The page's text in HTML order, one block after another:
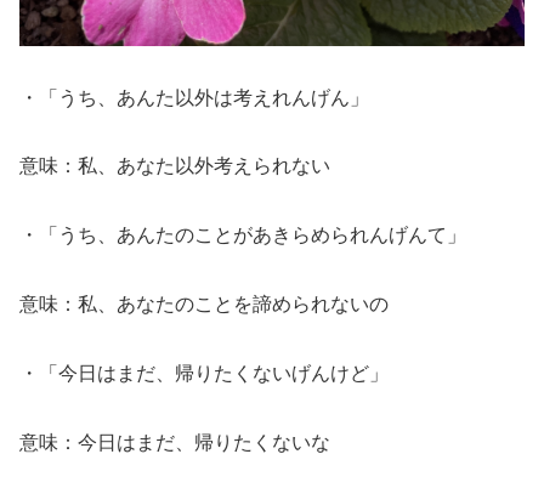
・「うち、あんた以外は考えれんげん」
意味：私、あなた以外考えられない
・「うち、あんたのことがあきらめられんげんて」
意味：私、あなたのことを諦められないの
・「今日はまだ、帰りたくないげんけど」
意味：今日はまだ、帰りたくないな